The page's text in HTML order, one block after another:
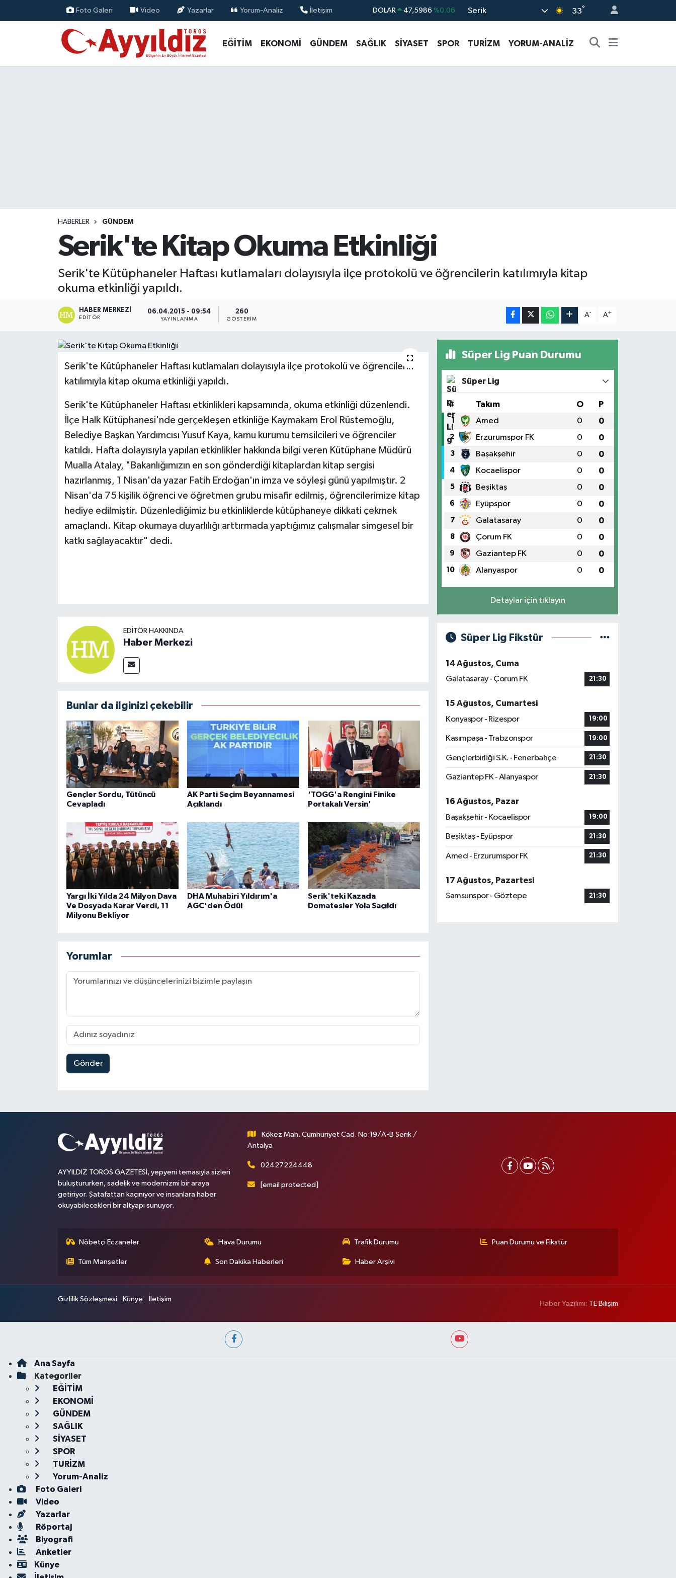
Foto Galeri Video Yazarlar Yorum-Analiz İletişim DOLAR 47,5986 %0.06
STERLİN 64,2438 %0.21
GRAM ALTIN 6513.94 %0.32
Serik 33°
EĞİTİM EKONOMİ GÜNDEM SAĞLIK SİYASET SPOR TURİZM YORUM-ANALİZ
HABERLER GÜNDEM
Serik'te Kitap Okuma Etkinliği
Serik'te Kütüphaneler Haftası kutlamaları dolayısıyla ilçe protokolü ve öğrencilerin katılımıyla kitap
okuma etkinliği yapıldı.
HABER MERKEZI
EDITÖR
06.04.2015 - 09:54
YAYINLANMA
260
GÖSTERIM
A- A+
Serik'te Kütüphaneler Haftası kutlamaları dolayısıyla ilçe protokolü ve öğrencilerin
katılımıyla kitap okuma etkinliği yapıldı.
Serik'te Kütüphaneler Haftası etkinlikleri kapsamında, okuma etkinliği düzenlendi.
İlçe Halk Kütüphanesi'nde gerçekleşen etkinliğe Kaymakam Erol Rüstemoğlu,
Belediye Başkan Yardımcısı Yusuf Kaya, kamu kurumu temsilcileri ve öğrenciler
katıldı. Hafta dolayısıyla yapılan etkinlikler hakkında bilgi veren Kütüphane Müdürü
Mualla Atalay, "Bakanlığımızın en son gönderdiği kitaplardan kitap sergisi
hazırlanmış, 1 Nisan'da yazar Fatih Erdoğan'ın imza ve söyleşi günü yapılmıştır. 2
Nisan'da 75 kişilik öğrenci ve öğretmen grubu misafir edilmiş, öğrencilerimize kitap
hediye edilmiştir. Düzenlediğimiz bu etkinliklerde kütüphaneye dikkati çekmek
amaçlandı. Kitap okumaya duyarlılığı arttırmada yaptığımız çalışmalar simgesel bir
katkı sağlayacaktır" dedi.
EDITÖR HAKKINDA
Haber Merkezi
Bunlar da ilginizi çekebilir
Gençler Sordu, Tütüncü
Cevapladı
AK Parti Seçim Beyannamesi
Açıklandı
'TOGG'a Rengini Finike
Portakalı Versin'
Yargı İki Yılda 24 Milyon Dava
Ve Dosyada Karar Verdi, 11
Milyonu Bekliyor
DHA Muhabiri Yıldırım'a
AGC'den Ödül
Serik'teki Kazada
Domatesler Yola Saçıldı
Yorumlar
Gönder
Süper Lig Puan Durumu
Süper Lig
# Takım O P
1 Amed 0 0
2 Erzurumspor FK 0 0
3 Başakşehir 0 0
4 Kocaelispor 0 0
5 Beşiktaş 0 0
6 Eyüpspor 0 0
7 Galatasaray 0 0
8 Çorum FK 0 0
9 Gaziantep FK 0 0
10 Alanyaspor 0 0
Detaylar için tıklayın
Süper Lig Fikstür
14 Ağustos, Cuma
Galatasaray - Çorum FK
21:30
15 Ağustos, Cumartesi
Konyaspor - Rizespor
19:00
Kasımpaşa - Trabzonspor 19:00
Gençlerbirliği S.K. - Fenerbahçe 21:30
Gaziantep FK - Alanyaspor 21:30
16 Ağustos, Pazar
Başakşehir - Kocaelispor
19:00
Beşiktaş - Eyüpspor 21:30
Amed - Erzurumspor FK 21:30
17 Ağustos, Pazartesi
Samsunspor - Göztepe
21:30
AYYILDIZ TOROS GAZETESİ, yepyeni temasıyla sizleri
buluştururken, sadelik ve modernizmi bir araya
getiriyor. Şatafattan kaçınıyor ve insanlara haber
okuyabilecekleri bir altyapı sunuyor.
Kökez Mah. Cumhuriyet Cad. No:19/A-B Serik /
Antalya
02427224448
[email protected]
Nöbetçi Eczaneler Hava Durumu Trafik Durumu Puan Durumu ve Fikstür
Tüm Manşetler Son Dakika Haberleri Haber Arşivi
Gizlilik Sözleşmesi Künye İletişim
Haber Yazılımı: TE Bilişim
Ana Sayfa
Kategoriler
EĞİTİM
EKONOMİ
GÜNDEM
SAĞLIK
SİYASET
SPOR
TURİZM
Yorum-Analiz
Foto Galeri
Video
Yazarlar
Röportaj
Biyografi
Anketler
Künye